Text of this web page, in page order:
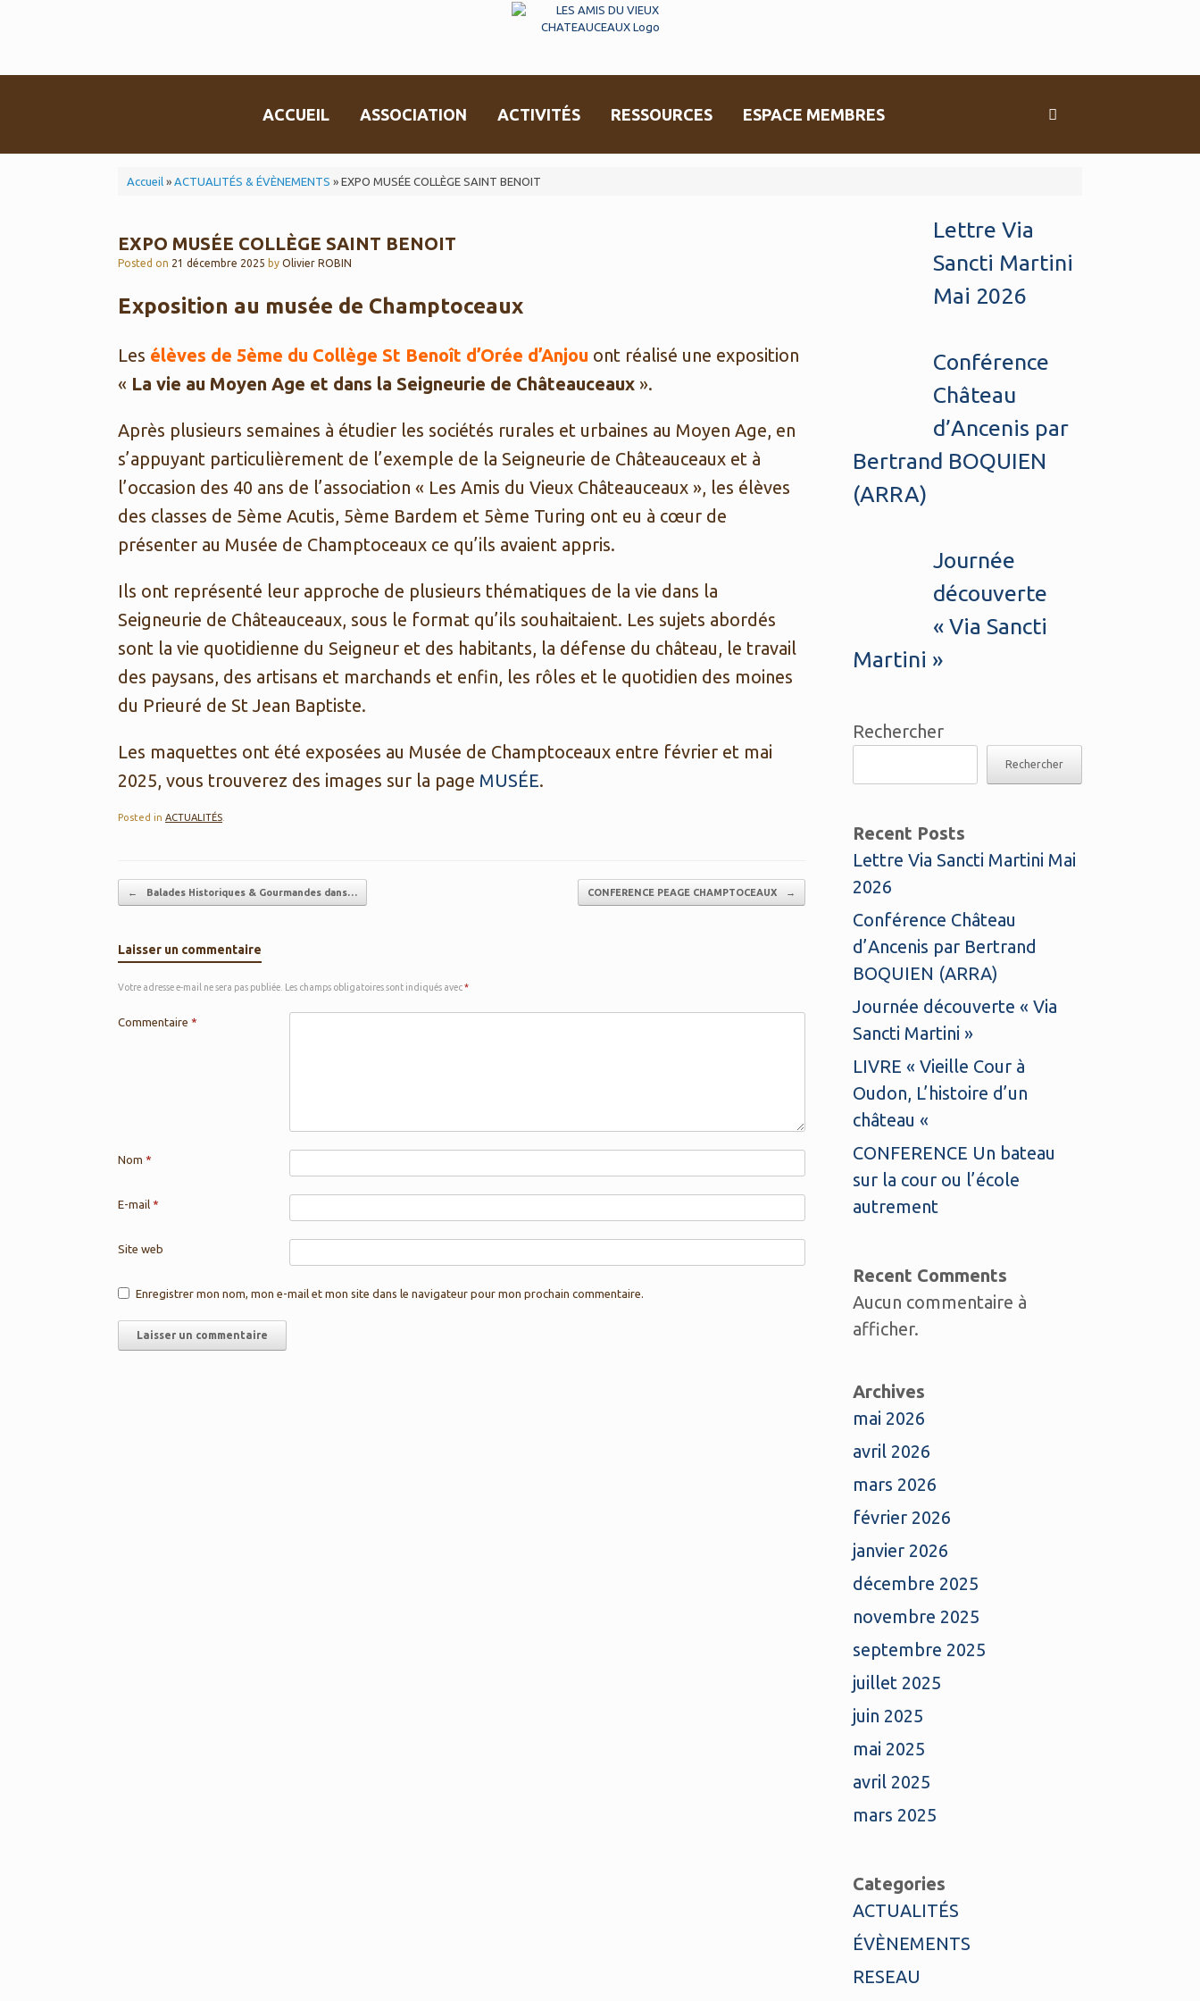
ACCUEIL ASSOCIATION ACTIVITÉS RESSOURCES ESPACE MEMBRES
Accueil » ACTUALITÉS & ÉVÈNEMENTS » EXPO MUSÉE COLLÈGE SAINT BENOIT
EXPO MUSÉE COLLÈGE SAINT BENOIT
Posted on 21 décembre 2025 by Olivier ROBIN
Exposition au musée de Champtoceaux
Les élèves de 5ème du Collège St Benoît d’Orée d’Anjou ont réalisé une exposition
« La vie au Moyen Age et dans la Seigneurie de Châteauceaux ».
Après plusieurs semaines à étudier les sociétés rurales et urbaines au Moyen Age, en
s’appuyant particulièrement de l’exemple de la Seigneurie de Châteauceaux et à
l’occasion des 40 ans de l’association « Les Amis du Vieux Châteauceaux », les élèves
des classes de 5ème Acutis, 5ème Bardem et 5ème Turing ont eu à cœur de
présenter au Musée de Champtoceaux ce qu’ils avaient appris.
Ils ont représenté leur approche de plusieurs thématiques de la vie dans la
Seigneurie de Châteauceaux, sous le format qu’ils souhaitaient. Les sujets abordés
sont la vie quotidienne du Seigneur et des habitants, la défense du château, le travail
des paysans, des artisans et marchands et enfin, les rôles et le quotidien des moines
du Prieuré de St Jean Baptiste.
Les maquettes ont été exposées au Musée de Champtoceaux entre février et mai
2025, vous trouverez des images sur la page MUSÉE.
Posted in ACTUALITÉS
Post navigation
← Balades Historiques & Gourmandes dans… CONFERENCE PEAGE CHAMPTOCEAUX →
Laisser un commentaire
Votre adresse e-mail ne sera pas publiée. Les champs obligatoires sont indiqués avec*
Commentaire *
Nom *
E-mail *
Site web
Enregistrer mon nom, mon e-mail et mon site dans le navigateur pour mon prochain commentaire.
Lettre Via
Sancti Martini
Mai 2026
Conférence
Château
d’Ancenis par
Bertrand BOQUIEN
(ARRA)
Journée
découverte
« Via Sancti
Martini »
Rechercher
Rechercher
Recent Posts
Lettre Via Sancti Martini Mai
2026
Conférence Château
d’Ancenis par Bertrand
BOQUIEN (ARRA)
Journée découverte « Via
Sancti Martini »
LIVRE « Vieille Cour à
Oudon, L’histoire d’un
château «
CONFERENCE Un bateau
sur la cour ou l’école
autrement
Recent Comments
Aucun commentaire à
afficher.
Archives
mai 2026
avril 2026
mars 2026
février 2026
janvier 2026
décembre 2025
novembre 2025
septembre 2025
juillet 2025
juin 2025
mai 2025
avril 2025
mars 2025
Categories
ACTUALITÉS
ÉVÈNEMENTS
RESEAU